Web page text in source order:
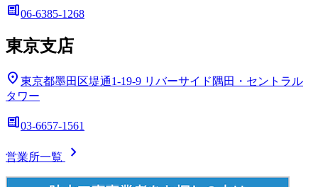
deskphone06-6385-1268
東京支店
location_on 東京都墨田区堤通1-19-9 リバーサイド隅田・セントラル
タワー
deskphone03-6657-1561
営業所一覧 chevron_right